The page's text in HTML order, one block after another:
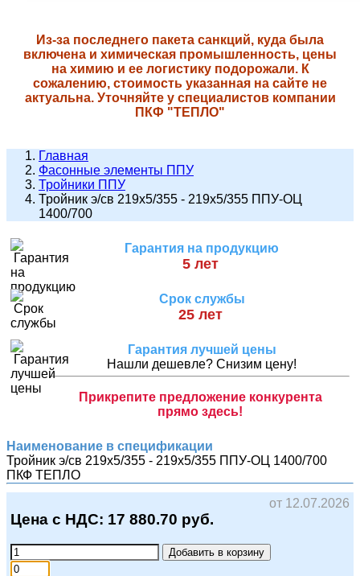
Из-за последнего пакета санкций, куда была
включена и химическая промышленность, цены
на химию и ее логистику подорожали. К
сожалению, стоимость указанная на сайте не
актуальна. Уточняйте у специалистов компании
ПКФ "ТЕПЛО"
Главная
Фасонные элементы ППУ
Тройники ППУ
Тройник э/св 219х5/355 - 219х5/355 ППУ-ОЦ
1400/700
Гарантия на продукцию
5 лет
Срок службы
25 лет
Гарантия лучшей цены
Нашли дешевле? Снизим цену!
Прикрепите предложение конкурента
прямо здесь!
Наименование в спецификации
Тройник э/св 219х5/355 - 219х5/355 ППУ-ОЦ 1400/700
ПКФ ТЕПЛО
от 12.07.2026
Цена с НДС: 17 880.70 руб.
Добавить в корзину